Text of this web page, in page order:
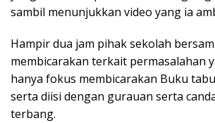
sambil menunjukkan video yang ia
Hampir dua jam pihak sekolah
membicarakan terkait permasalahan
hanya fokus membicarakan Buku
serta diisi dengan gurauan serta
terbang.